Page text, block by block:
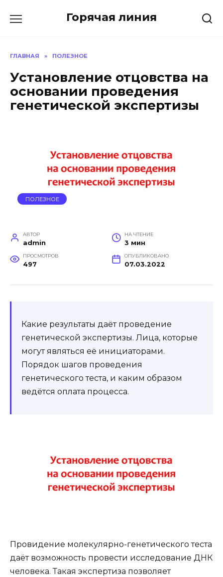
Горячая линия
ГЛАВНАЯ » ПОЛЕЗНОЕ
Установление отцовства на
основании проведения
генетической экспертизы
ПОЛЕЗНОЕ
АВТОР
admin
НА ЧТЕНИЕ
3 мин
ПРОСМОТРОВ
497
ОПУБЛИКОВАНО
07.03.2022
Какие результаты даёт проведение
генетической экспертизы. Лица, которые
могут являться её инициаторами.
Порядок шагов проведения
генетического теста, и каким образом
ведётся оплата процесса.
Провидение молекулярно-генетического теста
даёт возможность провести исследование ДНК
человека. Такая экспертиза позволяет